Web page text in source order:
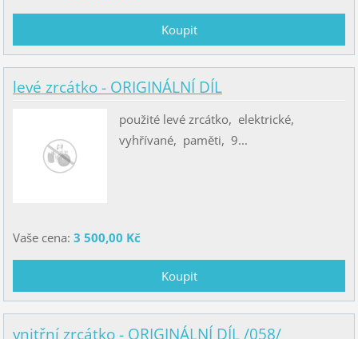
levé zrcátko - ORIGINÁLNÍ DÍL
použité levé zrcátko, elektrické,
vyhřívané, paměti, 9...
Vaše cena: 3 500,00 Kč
vnitřní zrcátko - ORIGINÁLNÍ DÍL /058/